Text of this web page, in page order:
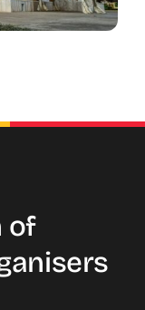
of